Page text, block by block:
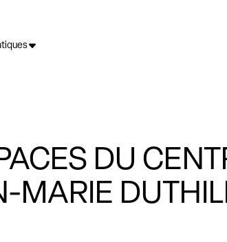
DU
MARIE